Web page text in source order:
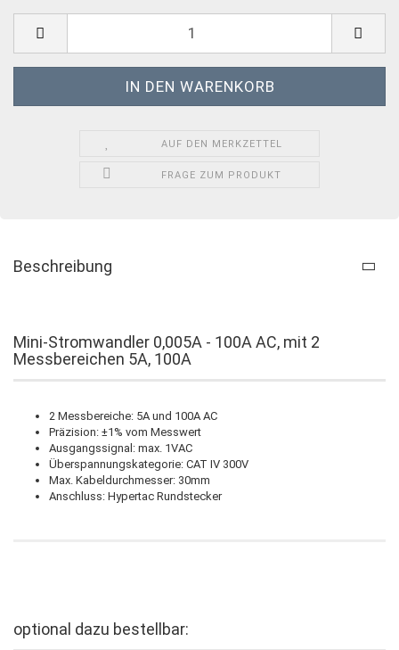
AUF DEN MERKZETTEL
FRAGE ZUM PRODUKT
Beschreibung
Mini-Stromwandler 0,005A - 100A AC, mit 2
Messbereichen 5A, 100A
2 Messbereiche: 5A und 100A AC
Präzision: ±1% vom Messwert
Ausgangssignal: max. 1VAC
Überspannungskategorie: CAT IV 300V
Max. Kabeldurchmesser: 30mm
Anschluss: Hypertac Rundstecker
optional dazu bestellbar: